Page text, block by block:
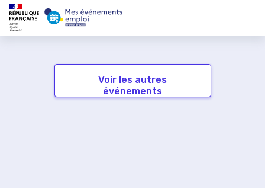
Voir les autres
événements